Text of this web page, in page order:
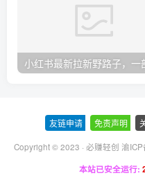
友链申请 免责声明
Copyright © 2023 · 必赚轻创 渝
本站已安全运行: